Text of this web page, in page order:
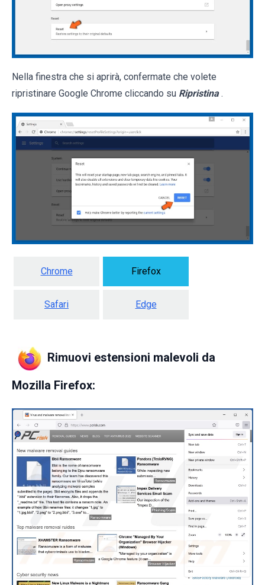
Nella finestra che si aprirà, confermate che volete
ripristinare Google Chrome cliccando su Ripristina .
Chrome Firefox
Safari Edge
Rimuovi estensioni malevoli da
Mozilla Firefox: